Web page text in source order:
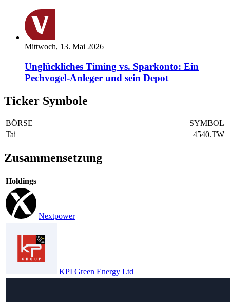
Mittwoch, 13. Mai 2026
Unglückliches Timing vs. Sparkonto: Ein
Pechvogel-Anleger und sein Depot
Ticker Symbole
BÖRSE
SYMBOL
Tai
4540.TW
Zusammensetzung
Holdings
Nextpower
KPI Green Energy Ltd